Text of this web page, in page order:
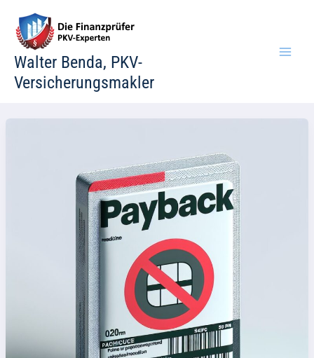
Inhalt
springen
Walter Benda, PKV-
Versicherungsmakler